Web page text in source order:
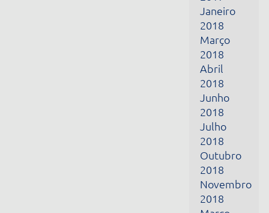
Junho
2018
Julho
2018
Outubro
2018
Novembro
2018
Março
2019
Abril
2019
Maio
2019
Junho